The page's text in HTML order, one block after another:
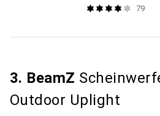
79
3. BeamZ
Outdoor Uplight